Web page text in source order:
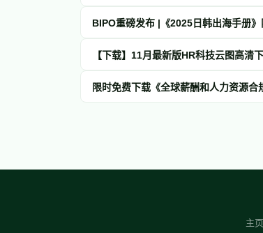
BIPO重磅发布 |《2025日韩出海手册
【下载】11月最新版HR科技云图高清
限时免费下载《全球薪酬和人力资源
主页